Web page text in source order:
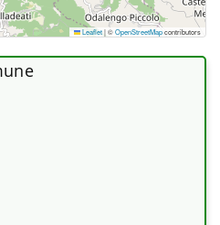
Leaflet|©OpenStreetMapcontributors